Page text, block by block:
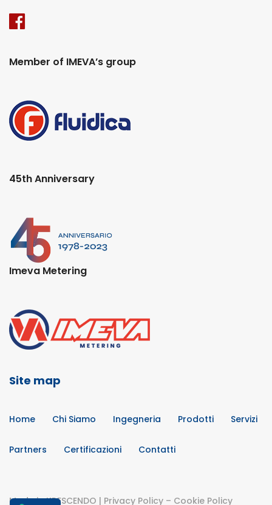
Member of IMEVA’s group
45th Anniversary
Imeva Metering
Site map
Home Chi Siamo Ingegneria Prodotti Servizi
Partners Certificazioni Contatti
Made inKRESCENDO | Privacy Policy – Cookie Policy